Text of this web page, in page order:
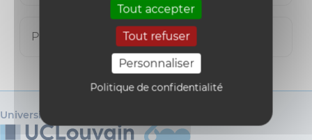
Tout accepter
Tout refuser
Personnaliser
Politique de confidentialité
Patrick Vranckx
Université catholique de Louvain